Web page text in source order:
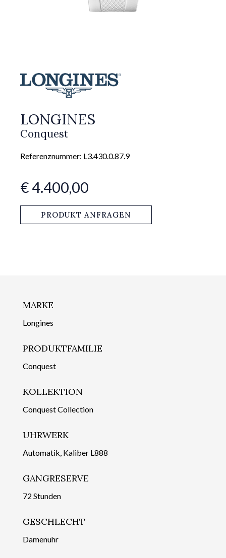
LONGINES
Conquest
Referenznummer: L3.430.0.87.9
€ 4.400,00
PRODUKT ANFRAGEN
MARKE
Longines
PRODUKTFAMILIE
Conquest
KOLLEKTION
Conquest Collection
UHRWERK
Automatik, Kaliber L888
GANGRESERVE
72 Stunden
GESCHLECHT
Damenuhr